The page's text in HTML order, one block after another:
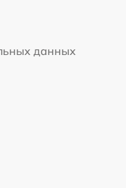
данных